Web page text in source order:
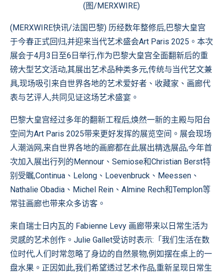
(图/MERXWIRE)
(MERXWIRE快讯/法国巴黎) 历经数年整修后,巴黎大皇宫
于今春正式回归,并迎来当代艺术盛会Art Paris 2025。本次
展会于4月3日至6日举行,作为巴黎大皇宫全面翻新后的重
磅大型艺文活动,其展出艺术品种类多元,传统与当代艺文兼
具,现场吸引来自世界各地的艺术爱好者、收藏家、画廊代
表与艺评人,共同见证这场艺术盛宴。
巴黎大皇宫经过多年的翻新工程后,焕然一新的主殿与阳台
空间为Art Paris 2025带来更好发挥的展览空间。展会现场
人潮汹网,来自世界各地的画廊都在此展出精选展品,今年首
次加入展出行列的Mennour、Semiose和Christian Berst特
别受瞩,Continua、Lelong、Loevenbruck、Meessen、
Nathalie Obadia、Michel Rein、Almine Rech和Templon等
常驻画廊也带来众多访客。
来自瑞士日内瓦的 Fabienne Levy 画廊带来以日常生活为
灵感的艺术创作。Julie Gallet受访时表示:「我们生活在数
位时代,人们时常忽略了身边的自然景物,例如摆在桌上的一
盘水果。正因如此,我们希望透过艺术作品,重新呈现日常生